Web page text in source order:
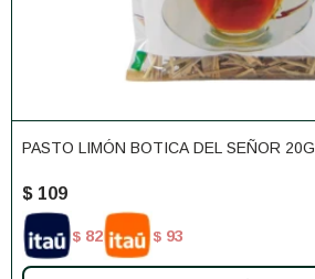
PASTO LIMÓN BOTICA DEL SEÑOR 20G
$ 109
$ 82 $ 93